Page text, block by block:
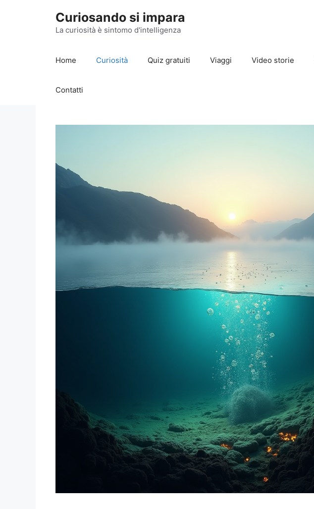
Curiosando si impara
La curiosità è sintomo d'intelligenza
Home Curiosità Quiz gratuiti Viaggi Video storie
Contatti